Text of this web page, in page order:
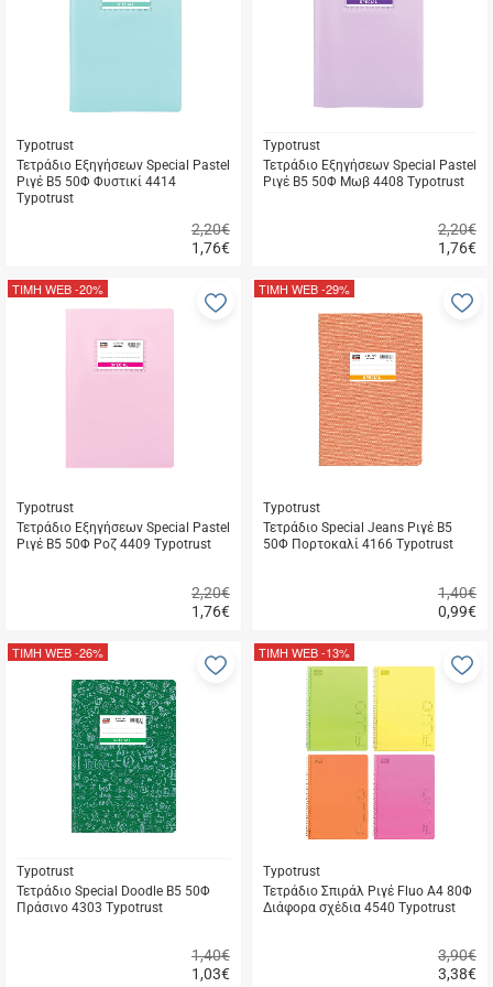
Typotrust
Τετράδιο Εξηγήσεων Special Pastel
Ριγέ Β5 50Φ Φυστικί 4414
Typotrust
1,76€
2,20€
αγορά
Typotrust
Τετράδιο Εξηγήσεων Special Pastel
Ριγέ Β5 50Φ Μωβ 4408 Typotrust
1,76€
2,20€
αγορά
Typotrust
Τετράδιο Εξηγήσεων Special Pastel
Ριγέ Β5 50Φ Ροζ 4409 Typotrust
1,76€
2,20€
ΤΙΜΗ WEB-20%
Προσθήκη
αγαπημένα
αγορά
Typotrust
Τετράδιο Special Jeans Ριγέ Β5
50Φ Πορτοκαλί 4166 Typotrust
0,99€
1,40€
ΤΙΜΗ WEB-29%
αγορά
Typotrust
Τετράδιο Special Doodle Β5 50Φ
Πράσινο 4303 Typotrust
1,03€
1,40€
ΤΙΜΗ WEB-26%
Προσθήκη
αγαπημένα
Typotrust
Τετράδιο Σπιράλ Ριγέ Fluo Α4 80Φ
Διάφορα σχέδια 4540 Typotrust
3,38€
3,90€
ΤΙΜΗ WEB-13%